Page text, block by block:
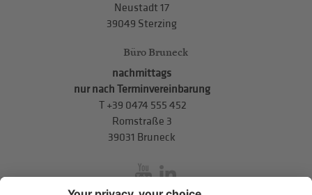
Neustadt 17
39049 Sterzing
Büro Bruneck
nachmittags
nur nach Terminvereinbarung
T +39 0474 555 452
Romstraße 3
39031 Bruneck